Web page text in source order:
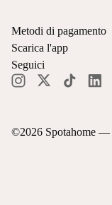
©2026 Spotahome —
Metodi di pagamento
Scarica l'app
Seguici